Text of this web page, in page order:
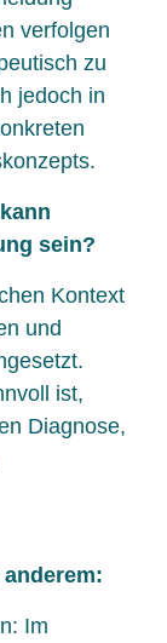
verfolgen
zu
jedoch in
sein?
Kontext
und
ist,
Diagnose,
Im